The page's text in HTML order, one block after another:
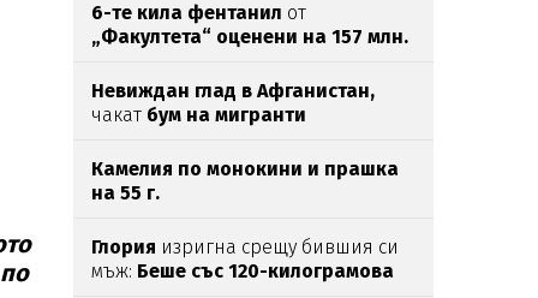
6-те кила фентанил от
„Факултета“ оценени на 157 млн.
Невиждан глад в Афганистан,
чакат бум на мигранти
Камелия по монокини и прашка
на 55 г.
Глория изригна срещу бившия си
мъж: Беше със 120-килограмова